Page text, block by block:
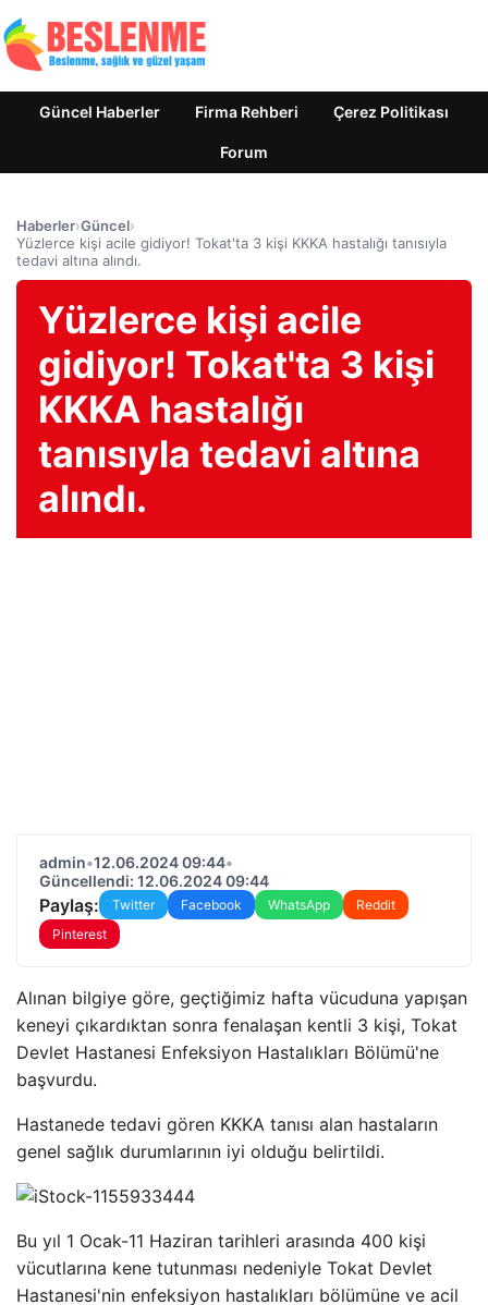
Güncel Haberler Firma Rehberi Çerez Politikası
Forum
Haberler›Güncel›
Yüzlerce kişi acile gidiyor! Tokat'ta 3 kişi KKKA hastalığı tanısıyla
tedavi altına alındı.
Yüzlerce kişi acile
gidiyor! Tokat'ta 3 kişi
KKKA hastalığı
tanısıyla tedavi altına
alındı.
admin•12.06.2024 09:44•
Güncellendi: 12.06.2024 09:44
Paylaş: Twitter Facebook WhatsApp
Reddit
Pinterest
Alınan bilgiye göre, geçtiğimiz hafta vücuduna yapışan
keneyi çıkardıktan sonra fenalaşan kentli 3 kişi, Tokat
Devlet Hastanesi Enfeksiyon Hastalıkları Bölümü'ne
başvurdu.
Hastanede tedavi gören KKKA tanısı alan hastaların
genel sağlık durumlarının iyi olduğu belirtildi.
Bu yıl 1 Ocak-11 Haziran tarihleri ​​arasında 400 kişi
vücutlarına kene tutunması nedeniyle Tokat Devlet
Hastanesi'nin enfeksiyon hastalıkları bölümüne ve acil